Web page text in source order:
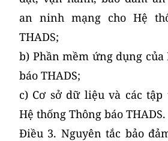
an ninh mạng cho Hệ
THADS;
b) Phần mềm ứng dụng của
báo THADS;
c) Cơ sở dữ liệu và các
Hệ thống Thông báo THADS.
Điều 3. Nguyên tắc bảo